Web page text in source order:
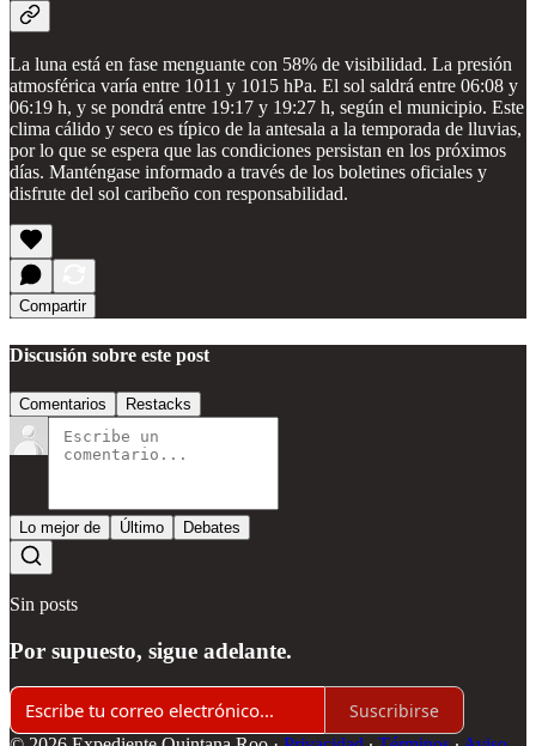
La luna está en fase menguante con 58% de visibilidad. La presión
atmosférica varía entre 1011 y 1015 hPa. El sol saldrá entre 06:08 y
06:19 h, y se pondrá entre 19:17 y 19:27 h, según el municipio. Este
clima cálido y seco es típico de la antesala a la temporada de lluvias,
por lo que se espera que las condiciones persistan en los próximos
días. Manténgase informado a través de los boletines oficiales y
disfrute del sol caribeño con responsabilidad.
Compartir
Discusión sobre este post
Comentarios Restacks
Lo mejor de Último Debates
Sin posts
Por supuesto, sigue adelante.
Suscribirse